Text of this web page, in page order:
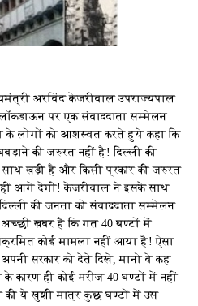
अरविंद केजरीवाल उपराज्यपाल
पर एक संवाददाता सम्मेलन
के लोगों को आशस्वत करते हुये कहा कि
की जरुरत नहीं है! दिल्ली की
साथ खड़ी है और किसी प्रकार की जरुरत
आगे देगी! केजरीवाल ने इसके साथ
की जनता को संवाददाता सम्मेलन
खबर है कि गत 40 घण्टों में
कोई मामला नहीं आया है! ऐसा
सरकार को देते दिखे, मानो वे कह
के कारण ही कोई मरीज 40 घण्टों में नहीं
ये खुशी मात्र कुछ घण्टों में उस